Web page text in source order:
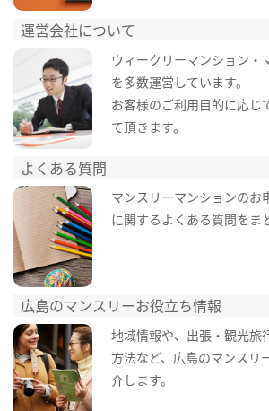
運営会社について
ウィークリーマンション・
を多数運営しています。
お客様のご利用目的に応じ
て頂きます。
よくある質問
マンスリーマンションのお
に関するよくある質問をま
広島のマンスリーお役立ち情報
地域情報や、出張・観光旅
方法など、広島のマンスリ
介します。